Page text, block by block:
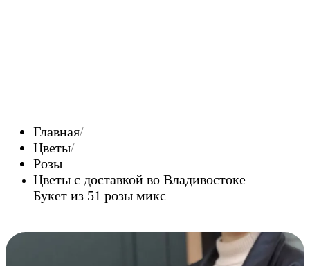
Главная
Цветы
Розы
Цветы c доставкой во Владивостоке
Букет из 51 розы микс